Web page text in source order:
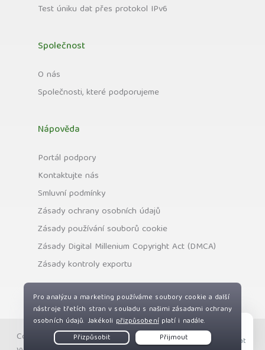
Test úniku dat přes protokol IPv6
Společnost
O nás
Společnosti, které podporujeme
Nápověda
Portál podpory
Kontaktujte nás
Smluvní podmínky
Zásady ochrany osobních údajů
Zásady používání souborů cookie
Zásady Digital Millenium Copyright Act (DMCA)
Zásady kontroly exportu
Copyright © Private Internet Access, Inc. Všechna právaLive Chat